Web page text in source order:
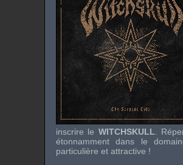
inscrire le WITCHSKULL .
étonnamment dans le
particulière et attractive !